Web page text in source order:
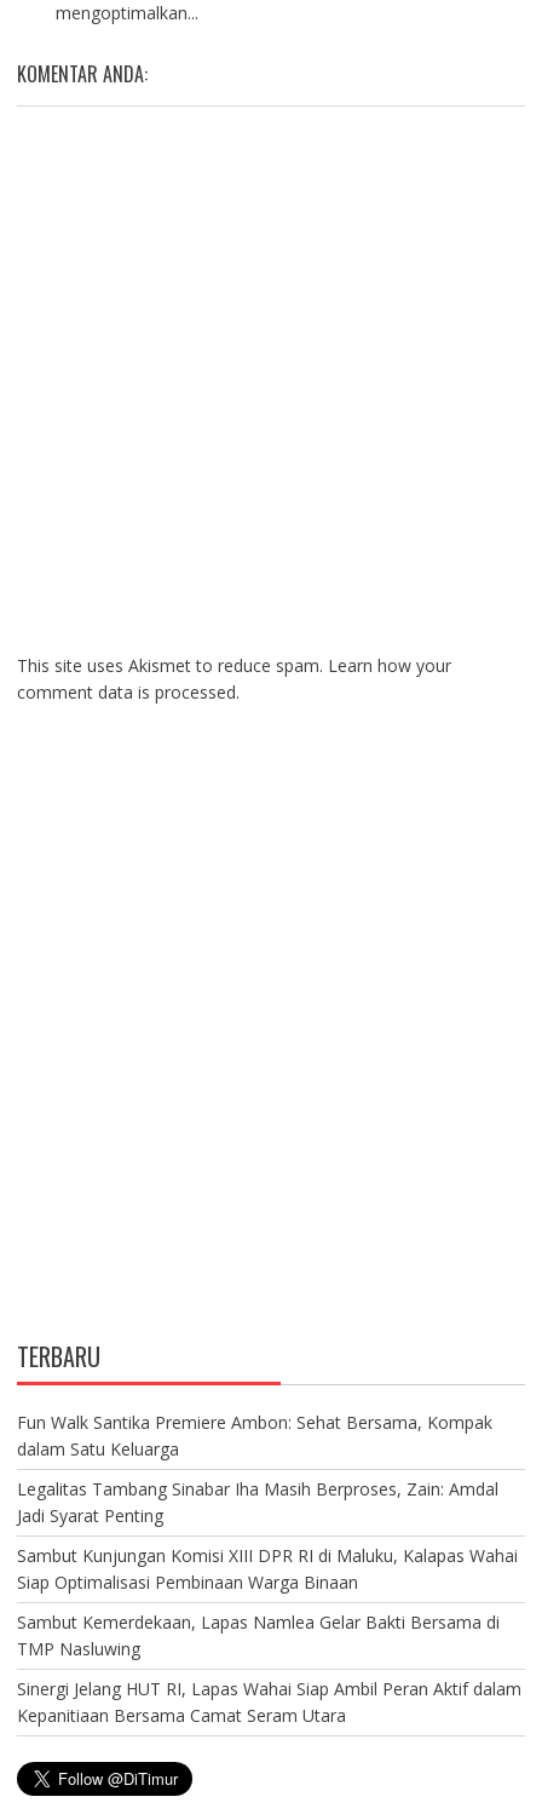
mengoptimalkan...
KOMENTAR ANDA:
This site uses Akismet to reduce spam. Learn how your
comment data is processed.
TERBARU
Fun Walk Santika Premiere Ambon: Sehat Bersama, Kompak
dalam Satu Keluarga
Legalitas Tambang Sinabar Iha Masih Berproses, Zain: Amdal
Jadi Syarat Penting
Sambut Kunjungan Komisi XIII DPR RI di Maluku, Kalapas Wahai
Siap Optimalisasi Pembinaan Warga Binaan
Sambut Kemerdekaan, Lapas Namlea Gelar Bakti Bersama di
TMP Nasluwing
Sinergi Jelang HUT RI, Lapas Wahai Siap Ambil Peran Aktif dalam
Kepanitiaan Bersama Camat Seram Utara